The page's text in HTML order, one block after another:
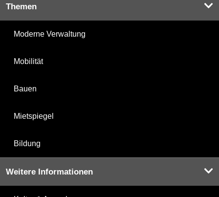
Themen
Moderne Verwaltung
Mobilität
Bauen
Mietspiegel
Bildung
Weitere Informationen